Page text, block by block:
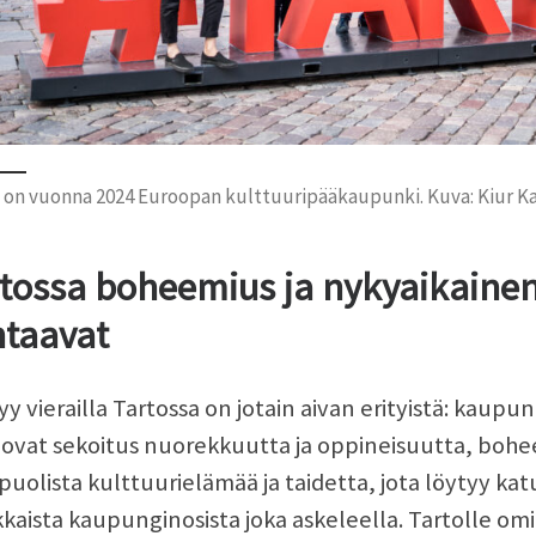
vuonna 2024 Euroopan kulttuuripääkaupunki. Kuva: Kiur
boheemius ja
vierailla Tartossa on jotain aivan erityistä:
sekoitus nuorekkuutta ja oppineisuutta,
kulttuurielämää ja taidetta, jota löytyy
kaupunginosista joka askeleella. Tartolle